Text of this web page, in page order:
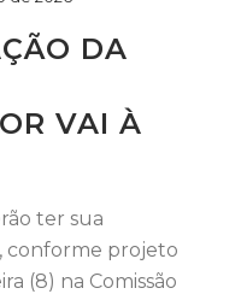
DA
VAI À
ter sua
conforme projeto
(8) na Comissão